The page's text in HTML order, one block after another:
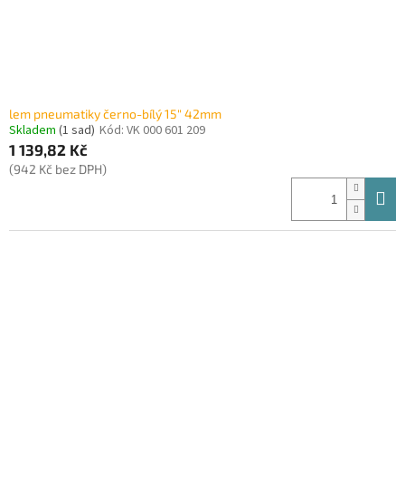
lem pneumatiky černo-bílý 15" 42mm
Skladem (1 sad) Kód: VK 000 601 209
1 139,82 Kč
(942 Kč bez DPH)